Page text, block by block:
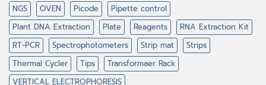
NGS
OVEN Picode
Pipette control
Plant DNA Extraction
Plate Reagents
RNA Extraction Kit
RT-PCR
Spectrophotometers Strip mat
Strips
Thermal Cycler
Tips
Transformaer Rack
VERTICAL ELECTROPHORESIS